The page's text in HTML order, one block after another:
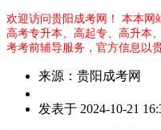
欢迎访问贵阳成考网！ 本本网
高考专升本、高起专、高升本
考考前辅导服务，官方信息以
来源：贵阳成考网
者：
发表于 2024-10-21